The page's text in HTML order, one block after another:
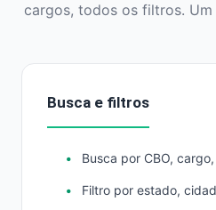
cargos, todos os filtros.
Busca e filtros
Busca por CBO,
Filtro por estado,